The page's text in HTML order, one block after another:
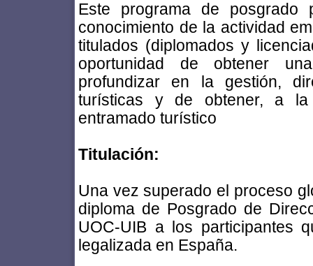
Este programa de posgrado
conocimiento de la actividad
titulados (diplomados y
oportunidad de obtener
profundizar en la gestión,
turísticas y de obtener, a
entramado turístico
Titulación:
Una vez superado el proceso
diploma de Posgrado de
UOC-UIB a los participantes
legalizada en España.